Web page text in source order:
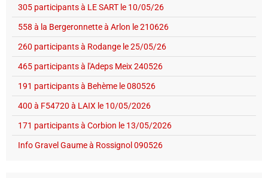
305 participants à LE SART le 10/05/26
558 à la Bergeronnette à Arlon le 210626
260 participants à Rodange le 25/05/26
465 participants à l'Adeps Meix 240526
191 participants à Behème le 080526
400 à F54720 à LAIX le 10/05/2026
171 participants à Corbion le 13/05/2026
Info Gravel Gaume à Rossignol 090526